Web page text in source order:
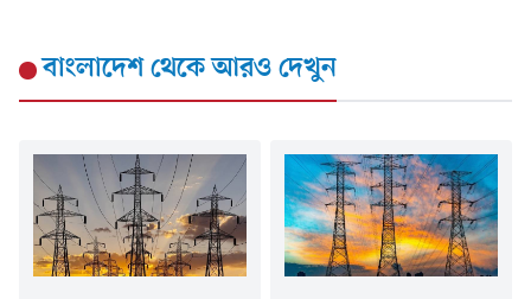
বাংলাদেশথেকে আরও দেখুন